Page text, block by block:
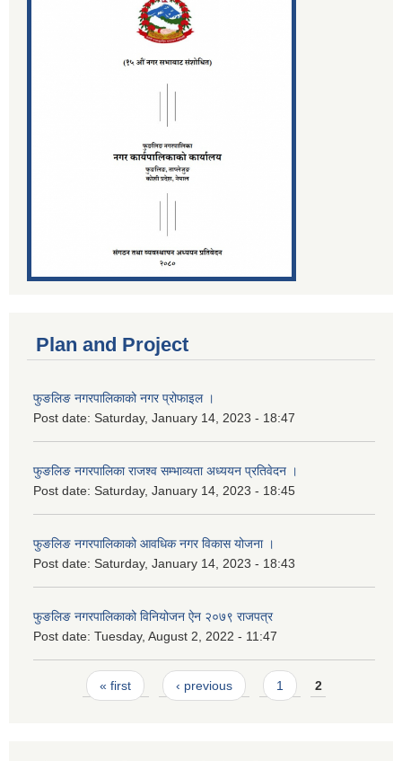
Plan and Project
फुङलिङ नगरपालिकाको नगर प्रोफाइल ।
Post date: Saturday, January 14, 2023 - 18:47
फुङलिङ नगरपालिका राजश्व सम्भाव्यता अध्ययन प्रतिवेदन ।
Post date: Saturday, January 14, 2023 - 18:45
फुङलिङ नगरपालिकाको आवधिक नगर विकास योजना ।
Post date: Saturday, January 14, 2023 - 18:43
फुङलिङ नगरपालिकाको विनियोजन ऐन २०७९ राजपत्र
Post date: Tuesday, August 2, 2022 - 11:47
Pages« first ‹ previous 1 2